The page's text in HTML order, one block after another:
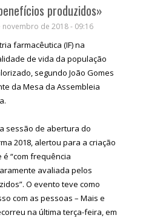
produzidos»
de 2018 - 09:16
farmacêutica (IF) na
de vida da população
segundo João Gomes
da Mesa da Assembleia
sessão de abertura do
2018, alertou para a criação
é “com frequência
avaliada pelos
O evento teve como
com as pessoas – Mais e
na última terça-feira, em